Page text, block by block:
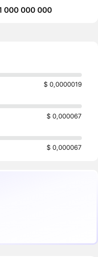
000 000 000
$ 0,0000019
$ 0,000067
$ 0,000067